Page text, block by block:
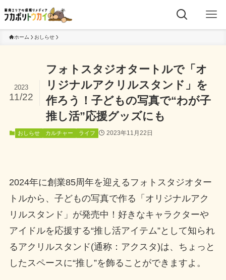
ホーム おしらせ
フォトスタジオタートルで「オ
リジナルアクリルスタンド」を
作ろう！子どもの写真で“わが子
推し活”応援グッズにも
2023
11/22
おしらせ カルチャー ライフ 2023年11月22日
2024年に創業85周年を迎えるフォトスタジオター
トルから、子どもの写真で作る「オリジナルアク
リルスタンド」が発売中！好きなキャラクターや
アイドルを応援する“推し活アイテム”として知られ
るアクリルスタンド(通称：アクスタ)は、ちょっと
したスペースに“推し”を飾ることができますよ。